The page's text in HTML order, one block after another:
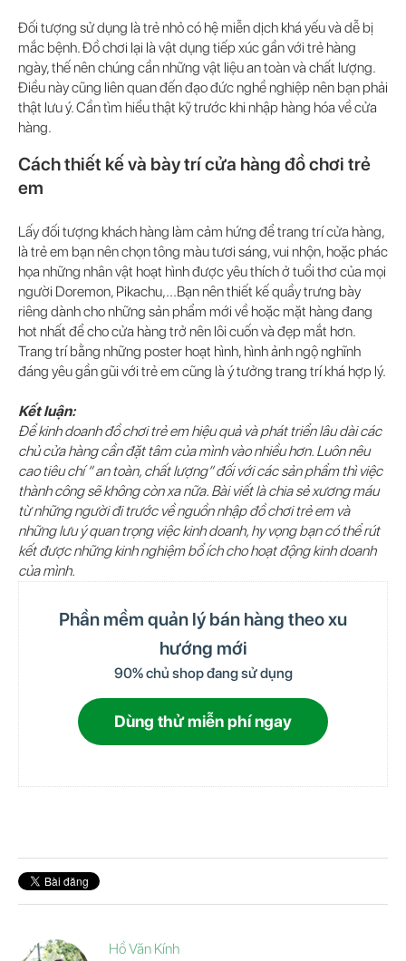
Đối tượng sử dụng là trẻ nhỏ có hệ miễn dịch khá yếu và dễ bị
mắc bệnh. Đồ chơi lại là vật dụng tiếp xúc gần với trẻ hàng
ngày, thế nên chúng cần những vật liệu an toàn và chất lượng.
Điều này cũng liên quan đến đạo đức nghề nghiệp nên bạn phải
thật lưu ý. Cần tìm hiểu thật kỹ trước khi nhập hàng hóa về cửa
hàng.
Cách thiết kế và bày trí cửa hàng đồ chơi trẻ
em
Lấy đối tượng khách hàng làm cảm hứng để trang trí cửa hàng,
là trẻ em bạn nên chọn tông màu tươi sáng, vui nhộn, hoặc phác
họa những nhân vật hoạt hình được yêu thích ở tuổi thơ của mọi
người Doremon, Pikachu,...Bạn nên thiết kế quầy trưng bày
riêng dành cho những sản phẩm mới về hoặc mặt hàng đang
hot nhất để cho cửa hàng trở nên lôi cuốn và đẹp mắt hơn.
Trang trí bằng những poster hoạt hình, hình ảnh ngộ nghĩnh
đáng yêu gần gũi với trẻ em cũng là ý tưởng trang trí khá hợp lý.
Kết luận:
Để kinh doanh đồ chơi trẻ em hiệu quả và phát triển lâu dài các
chủ cửa hàng cần đặt tâm của mình vào nhiều hơn. Luôn nêu
cao tiêu chí “ an toàn, chất lượng” đối với các sản phẩm thì việc
thành công sẽ không còn xa nữa. Bài viết là chia sẻ xương máu
từ những người đi trước về nguồn nhập đồ chơi trẻ em và
những lưu ý quan trọng việc kinh doanh, hy vọng bạn có thể rút
kết được những kinh nghiệm bổ ích cho hoạt động kinh doanh
của mình.
Phần mềm quản lý bán hàng theo xu
hướng mới
90% chủ shop đang sử dụng
Dùng thử miễn phí ngay
Hồ Văn Kính